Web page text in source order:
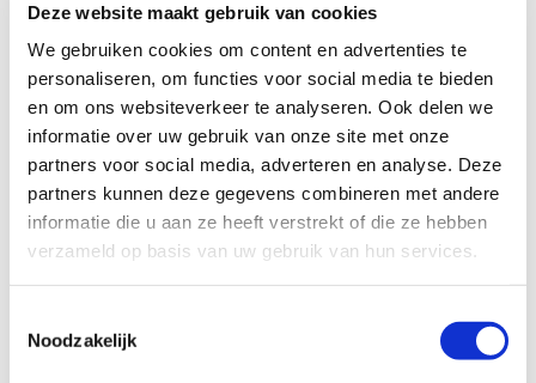
Deze website maakt gebruik van cookies
We gebruiken cookies om content en advertenties te
personaliseren, om functies voor social media te bieden
en om ons websiteverkeer te analyseren. Ook delen we
informatie over uw gebruik van onze site met onze
partners voor social media, adverteren en analyse. Deze
partners kunnen deze gegevens combineren met andere
informatie die u aan ze heeft verstrekt of die ze hebben
verzameld op basis van uw gebruik van hun services.
Noodzakelijk
Datum/Tijd
04-12-2026
10:00 - 12:00